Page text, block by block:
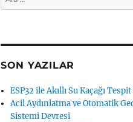
SON YAZILAR
ESP32 ile Akıllı Su Kaçağı
Acil Aydınlatma ve Otomatik
Sistemi Devresi